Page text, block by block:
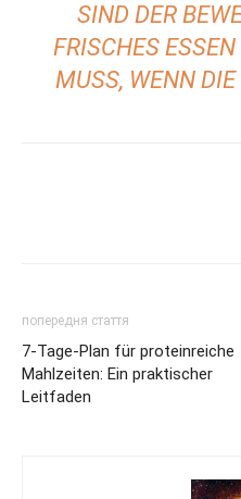
SIND DER
FRISCHES
MUSS, WENN
попередня стаття
7-Tage-Plan für proteinreiche
Mahlzeiten: Ein praktischer
Leitfaden